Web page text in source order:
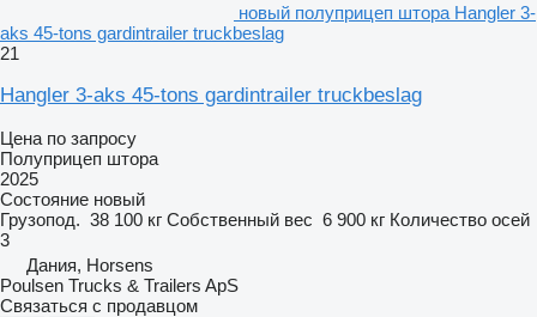
новый полуприцеп штора Hangler 3-
aks 45-tons gardintrailer truckbeslag
21
Hangler 3-aks 45-tons gardintrailer truckbeslag
Цена по запросу
Полуприцеп штора
2025
Состояние новый
Грузопод. 38 100 кг Собственный вес 6 900 кг Количество осей
3
Дания, Horsens
Poulsen Trucks & Trailers ApS
Связаться с продавцом